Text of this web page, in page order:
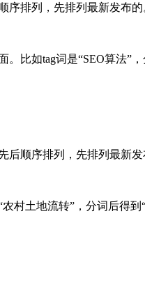
排列，先排列最新发布
比如tag词是“SEO算法”
顺序排列，先排列最新
村土地流转”，分词后得